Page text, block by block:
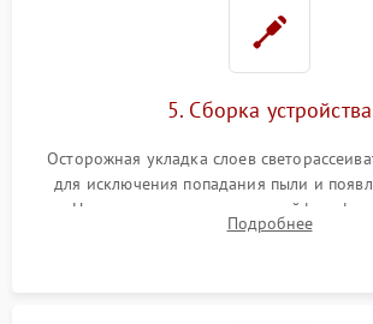
5. Сборка устройства
Осторожная укладка слоев
для исключения попадания пыли и
Надежное подключение шлейфов,
аккуратное защелкивание пластикового
Подробнее